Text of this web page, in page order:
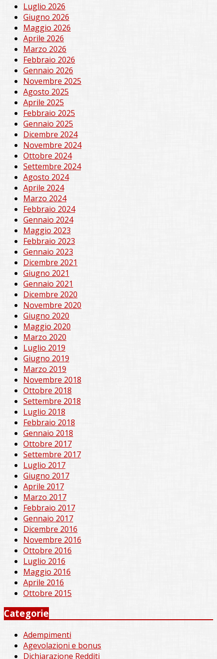
Luglio 2026
Giugno 2026
Maggio 2026
Aprile 2026
Marzo 2026
Febbraio 2026
Gennaio 2026
Novembre 2025
Agosto 2025
Aprile 2025
Febbraio 2025
Gennaio 2025
Dicembre 2024
Novembre 2024
Ottobre 2024
Settembre 2024
Agosto 2024
Aprile 2024
Marzo 2024
Febbraio 2024
Gennaio 2024
Maggio 2023
Febbraio 2023
Gennaio 2023
Dicembre 2021
Giugno 2021
Gennaio 2021
Dicembre 2020
Novembre 2020
Giugno 2020
Maggio 2020
Marzo 2020
Luglio 2019
Giugno 2019
Marzo 2019
Novembre 2018
Ottobre 2018
Settembre 2018
Luglio 2018
Febbraio 2018
Gennaio 2018
Ottobre 2017
Settembre 2017
Luglio 2017
Giugno 2017
Aprile 2017
Marzo 2017
Febbraio 2017
Gennaio 2017
Dicembre 2016
Novembre 2016
Ottobre 2016
Luglio 2016
Maggio 2016
Aprile 2016
Ottobre 2015
Categorie
Adempimenti
Agevolazioni e bonus
Dichiarazione Redditi